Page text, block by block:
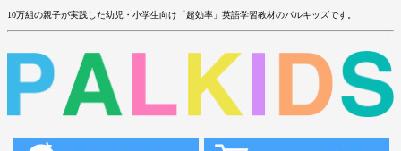
10万組の親子が実践した幼児・小学生向け「超効率」英語学習教材のパルキッズです。